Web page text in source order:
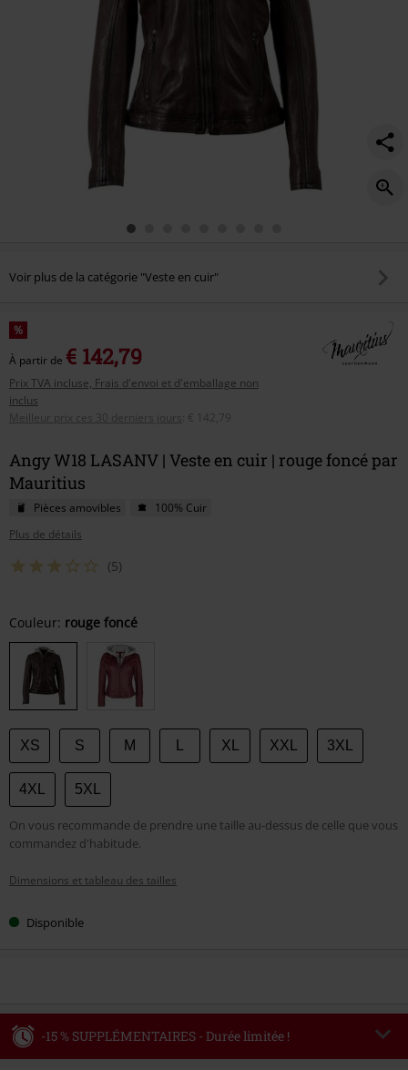
Voir plus de la catégorie "Veste en cuir"
%
À partir de € 142,79
Prix TVA incluse, Frais d'envoi et d'emballage non
inclus
Meilleur prix ces 30 derniers jours
€ 142,79
Angy W18 LASANV | Veste en cuir | rouge foncé par
Mauritius
Pièces amovibles
100% Cuir
Plus de détails
(5)
Choisissez
votre
taille
Couleur: rouge foncé
XS S M XL XXL 3XL
4XL 5XL
On vous recommande de prendre une taille au-dessus de celle que vous
commandez d'habitude.
Dimensions et tableau des tailles
Disponible
-15 % SUPPLÉMENTAIRES - Durée limitée !